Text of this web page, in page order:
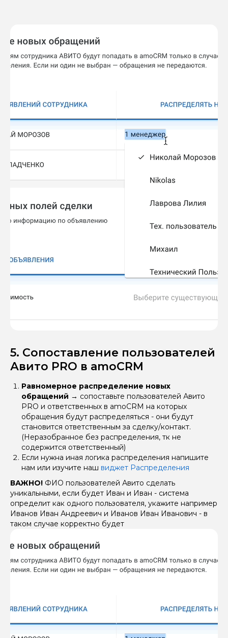
5. Сопоставление пользователей
Авито PRO в amoCRM
Равномерное распределение новых
обращений → сопоставьте пользователей Авито
PRO и ответственных в amoCRM на которых
обращения будут распределяться - они будут
становится ответственным за сделку/контакт.
(Неразобранное без распределения, тк не
содержится ответственный)
Если нужна иная логика распределения напишите
нам или изучите наш виджет Распределения
ВАЖНО! ФИО пользователей Авито сделать
уникальными, если будет Иван и Иван - система
определит как одного пользователя, укажите например
Иванов Иван Андреевич и Иванов Иван Иванович - в
таком случае корректно будет